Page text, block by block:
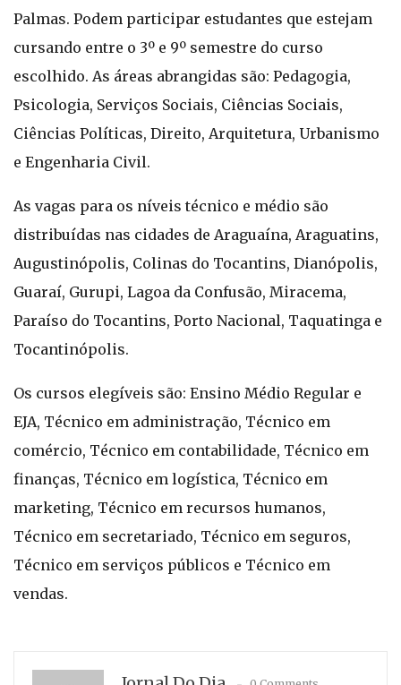
Palmas. Podem participar estudantes que estejam
cursando entre o 3º e 9º semestre do curso
escolhido. As áreas abrangidas são: Pedagogia,
Psicologia, Serviços Sociais, Ciências Sociais,
Ciências Políticas, Direito, Arquitetura, Urbanismo
e Engenharia Civil.
As vagas para os níveis técnico e médio são
distribuídas nas cidades de Araguaína, Araguatins,
Augustinópolis, Colinas do Tocantins, Dianópolis,
Guaraí, Gurupi, Lagoa da Confusão, Miracema,
Paraíso do Tocantins, Porto Nacional, Taquatinga e
Tocantinópolis.
Os cursos elegíveis são: Ensino Médio Regular e
EJA, Técnico em administração, Técnico em
comércio, Técnico em contabilidade, Técnico em
finanças, Técnico em logística, Técnico em
marketing, Técnico em recursos humanos,
Técnico em secretariado, Técnico em seguros,
Técnico em serviços públicos e Técnico em
vendas.